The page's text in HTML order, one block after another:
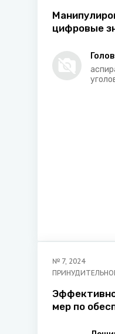
цифровые
№ 7, 2024
мер по